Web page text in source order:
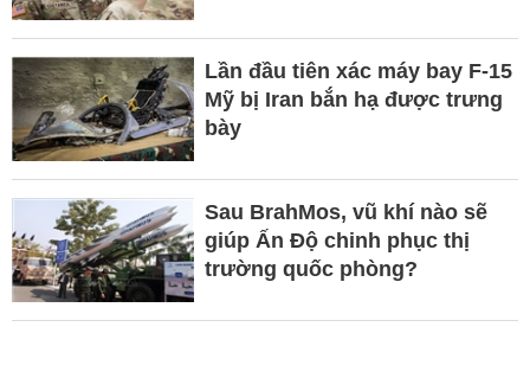
Lần đầu tiên xác máy bay F-15
Mỹ bị Iran bắn hạ được trưng
bày
Sau BrahMos, vũ khí nào sẽ
giúp Ấn Độ chinh phục thị
trường quốc phòng?